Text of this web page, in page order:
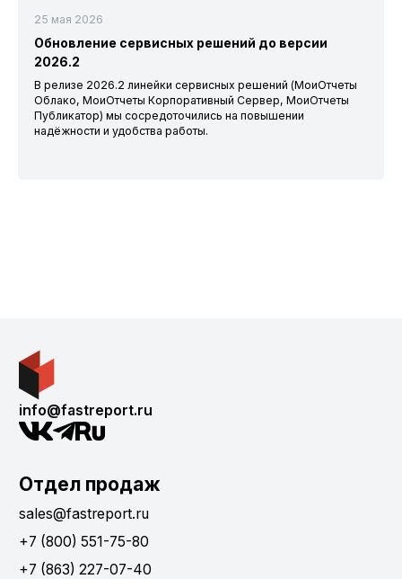
25 мая 2026
Обновление сервисных решений до версии
2026.2
В релизе 2026.2 линейки сервисных решений (МоиОтчеты
Облако, МоиОтчеты Корпоративный Сервер, МоиОтчеты
Публикатор) мы сосредоточились на повышении
надёжности и удобства работы.
info@fastreport.ru
Отдел продаж
sales@fastreport.ru
+7 (800) 551-75-80
+7 (863) 227-07-40